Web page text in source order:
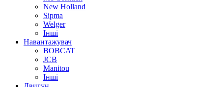
New Holland
Sipma
Welger
Інші
Навантажувач
BOBCAT
JCB
Manitou
Інші